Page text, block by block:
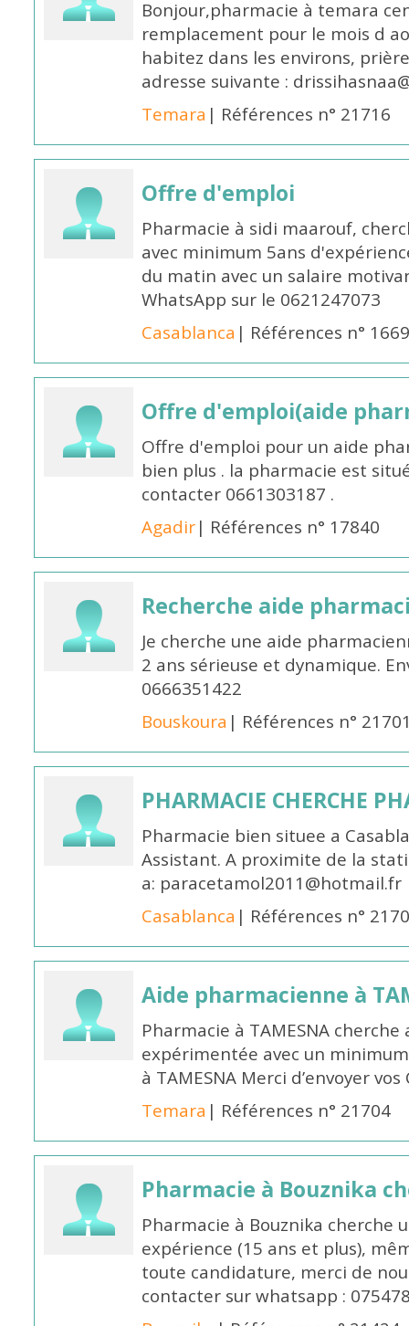
Bonjour,pharmacie à temara
remplacement pour le mois d
habitez dans les environs,
adresse suivante :
Temara | Références n° 21716
Offre d'emploi
Pharmacie à sidi maarouf,
avec minimum 5ans
du matin avec un salaire
WhatsApp sur le 0621247073
Casablanca | Références n°
Offre d'emploi(aide
Offre d'emploi pour un aide
bien plus . la pharmacie est
contacter 0661303187 .
Agadir| Références n° 17840
Recherche aide
Je cherche une aide
2 ans sérieuse et dynamique.
0666351422
Bouskoura | Références n°
PHARMACIE CHERCHE
Pharmacie bien situee a
Assistant. A proximite de la
a: paracetamol2011@hotmail.fr
Casablanca | Références n°
Aide pharmacienne à
Pharmacie à TAMESNA
expérimentée avec un
à TAMESNA Merci d’envoyer
Temara | Références n° 21704
Pharmacie à Bouznika
Pharmacie à Bouznika cherche
expérience (15 ans et plus),
toute candidature, merci de
contacter sur whatsapp :